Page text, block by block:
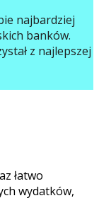
najbardziej
banków.
z najlepszej
łatwo
wydatków,